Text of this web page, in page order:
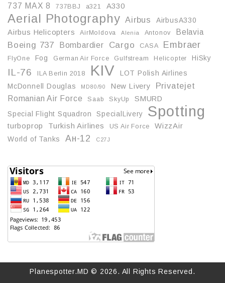
737 MAX 8 737BBJ a321 A330
Aerial Photography Airbus
AirbusA330
Airbus Helicopters
AirMoldova Alenia Antonov Belavia
Boeing 737 Bombardier Cargo CASA Embraer
FlyOne Fog German Air Force Gulfstream Helicopter HiSky
IL-76 ILA Berlin 2018 KIV
LOT Polish Airlines
McDonnell Douglas
MD80/90 New Livery Privatejet
Romanian Air Force Saab SkyUp
SMURD
Special Flight Squadron
SpecialLivery Spotting
turboprop Turkish Airlines US Air Force
WizzAir
World of Tanks
Ан-12 С27J
Planespotter.MD © 2026. All Rights Reserved.